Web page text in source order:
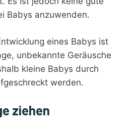
Babys anzuwenden.
eines Babys ist
unbekannte Geräusche
kleine Babys durch
werden.
ziehen